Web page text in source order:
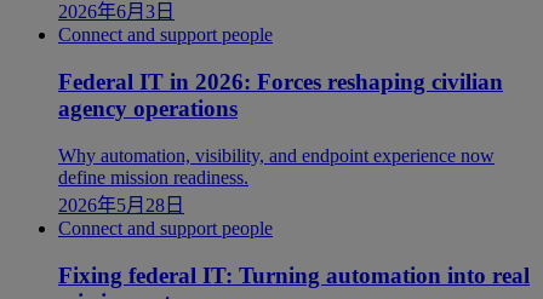
2026年6月3日
Connect and support people
Federal IT in 2026: Forces reshaping civilian
agency operations
Why automation, visibility, and endpoint experience now
define mission readiness.
2026年5月28日
Connect and support people
Fixing federal IT: Turning automation into real